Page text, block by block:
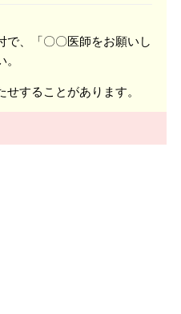
、「〇〇医師をお願いし
することがあります。